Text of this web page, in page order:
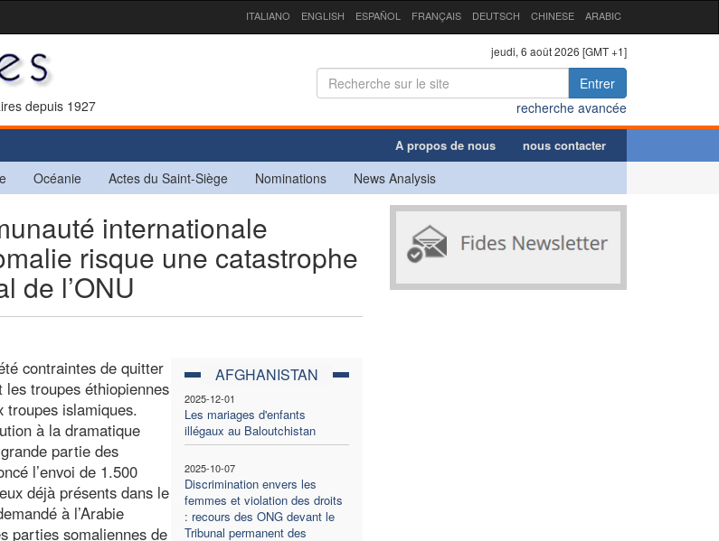
ITALIANO ENGLISH ESPAÑOL FRANÇAIS DEUTSCH CHINESE ARABIC
depuis 1927
jeudi, 6 août 2026 [GMT +1]
Entrer
recherche avancée
A propos de nous nous contacter
Océanie Actes du Saint-Siège Nominations News Analysis
internationale
risque une catastrophe
de l’ONU
AFGHANISTAN
2025-12-01
Les mariages d'enfants
illégaux au Baloutchistan
2025-10-07
Discrimination envers les
femmes et violation des droits
: recours des ONG devant le
Tribunal permanent des
contraintes de quitter
les troupes éthiopiennes
troupes islamiques.
à la dramatique
partie des
l’envoi de 1.500
déjà présents dans le
à l’Arabie
parties somaliennes de